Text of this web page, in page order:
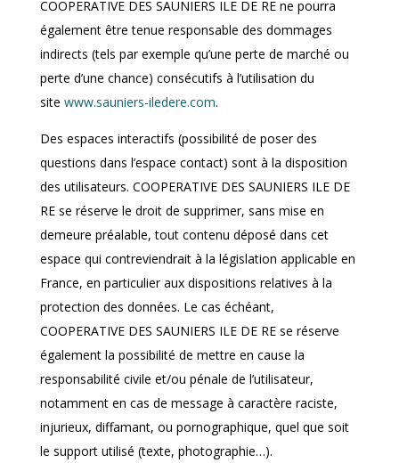
COOPERATIVE DES SAUNIERS ILE DE RE ne pourra
également être tenue responsable des dommages
indirects (tels par exemple qu’une perte de marché ou
perte d’une chance) consécutifs à l’utilisation du
site www.sauniers-iledere.com.
Des espaces interactifs (possibilité de poser des
questions dans l’espace contact) sont à la disposition
des utilisateurs. COOPERATIVE DES SAUNIERS ILE DE
RE se réserve le droit de supprimer, sans mise en
demeure préalable, tout contenu déposé dans cet
espace qui contreviendrait à la législation applicable en
France, en particulier aux dispositions relatives à la
protection des données. Le cas échéant,
COOPERATIVE DES SAUNIERS ILE DE RE se réserve
également la possibilité de mettre en cause la
responsabilité civile et/ou pénale de l’utilisateur,
notamment en cas de message à caractère raciste,
injurieux, diffamant, ou pornographique, quel que soit
le support utilisé (texte, photographie…).